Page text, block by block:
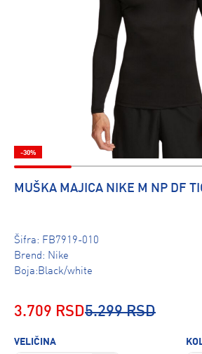
-30%
MUŠKA MAJICA NIKE M NP DF
Šifra: FB7919-010
Brend: Nike
Boja:Black/white
3.709 RSD5.299 RSD
VELIČINA